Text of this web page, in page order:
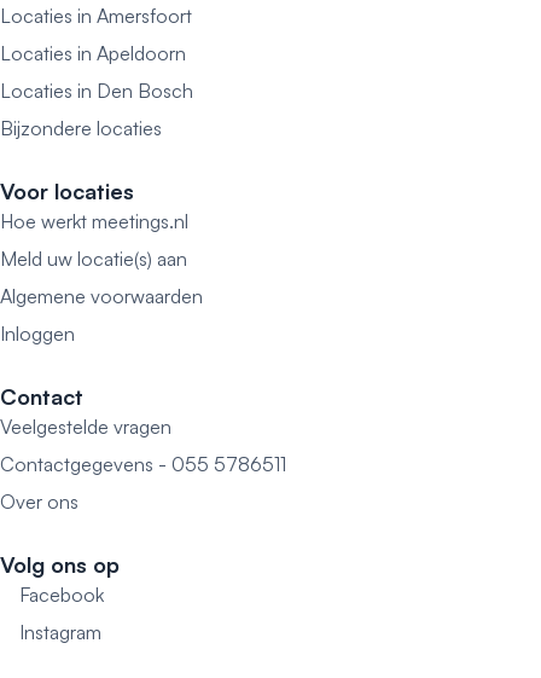
Locaties in Amersfoort
Locaties in Apeldoorn
Locaties in Den Bosch
Bijzondere locaties
Voor locaties
Hoe werkt meetings.nl
Meld uw locatie(s) aan
Algemene voorwaarden
Inloggen
Contact
Veelgestelde vragen
Contactgegevens - 055 5786511
Over ons
Volg ons op
Facebook
Instagram